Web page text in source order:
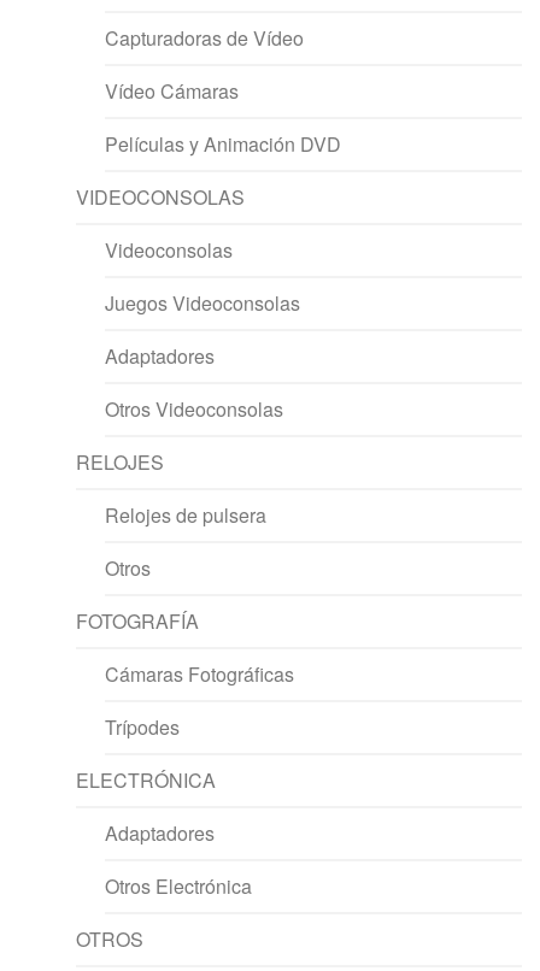
Capturadoras de Vídeo
Vídeo Cámaras
Películas y Animación DVD
VIDEOCONSOLAS
Videoconsolas
Juegos Videoconsolas
Adaptadores
Otros Videoconsolas
RELOJES
Relojes de pulsera
Otros
FOTOGRAFÍA
Cámaras Fotográficas
Trípodes
ELECTRÓNICA
Adaptadores
Otros Electrónica
OTROS